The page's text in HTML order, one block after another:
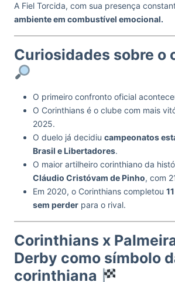
A Fiel Torcida, com sua presença
ambiente em combustível emocional.
Curiosidades sobre o
O primeiro confronto oficial
O Corinthians é o clube com mais
2025.
O duelo já decidiu campeonatos
Brasil e Libertadores.
O maior artilheiro corinthiano da
Cláudio Cristóvam de Pinho, com
Em 2020, o Corinthians completou
sem perder para o rival.
Corinthians x
Derby como símbolo
corinthiana